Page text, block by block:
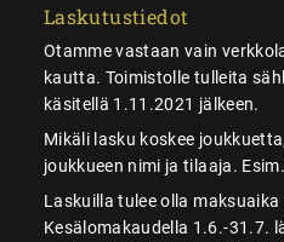
Laskutustiedot
Otamme vastaan vain
kautta. Toimistolle tulleita
käsitellä 1.11.2021 jälkeen.
Mikäli lasku koskee
joukkueen nimi ja tilaaja.
Laskuilla tulee olla
Kesälomakaudella 1.6.-31.7.